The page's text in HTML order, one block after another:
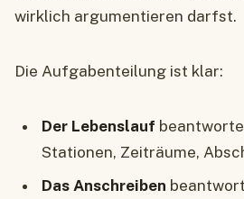
wirklich argumentieren darfst.
Die Aufgabenteilung ist klar:
Der Lebenslauf
Stationen, Zeiträume,
Das Anschreiben